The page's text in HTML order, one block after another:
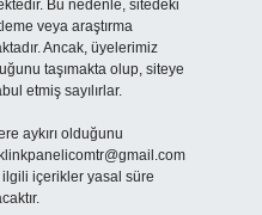
Bu nedenle, sitedeki
veya araştırma
Ancak, üyelerimiz
taşımakta olup, siteye
etmiş sayılırlar.
aykırı olduğunu
içerikler yasal süre